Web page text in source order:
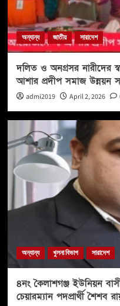
অন্যান্য জাতীয় সারাদেশ
দলিত ও অনগ্রসর নারীদের
আশার প্রদীপ সমাজ উন্নয়ন
admi2019 April 2, 2026
অন্যান্য খুলনা বিভাগ সারাদেশ
৪নং কৈলাশগঞ্জ ইউনিয়ন
চেয়ারম্যান পদপ্রার্থী শৈশব